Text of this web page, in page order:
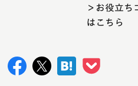
＞お役立ち
はこちら